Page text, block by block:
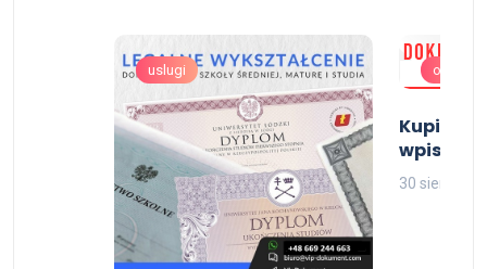
uslugi oferta
Kupię
wpisem
30 sierpnia,